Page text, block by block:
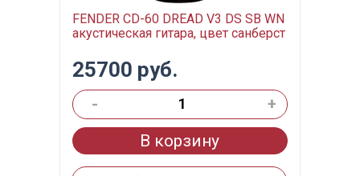
FENDER CD-60 DREAD V3 DS SB WN
акустическая гитара, цвет санберст
25700 руб.
-
+
В корзину